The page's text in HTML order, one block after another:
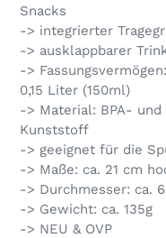
Snacks
-> integrierter
-> ausklappbarer
->
0,15 Liter (150ml)
-> Material: BPA-
Kunststoff
-> geeignet für die
-> Maße: ca. 21 cm
-> Durchmesser: ca.
-> Gewicht: ca. 135g
-> NEU & OVP